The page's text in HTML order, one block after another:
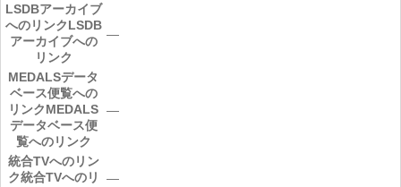
LSDBアーカイブ
へのリンクLSDB
アーカイブへの
リンク
―
MEDALSデータ
ベース便覧への
リンクMEDALS
データベース便
覧へのリンク
―
統合TVへのリン
ク統合TVへのリ
―